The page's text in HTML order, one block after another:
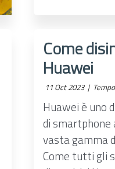
Come
Huawei
11 Oct 2023 |
Huawei è uno
di smartphone
vasta gamma
Come tutti gli